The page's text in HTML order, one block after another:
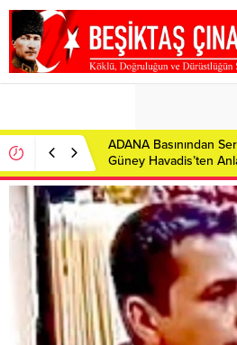
ADANA Basınından
Güney Havadis’ten